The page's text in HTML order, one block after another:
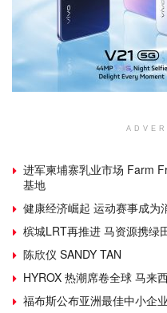
进军柬埔寨乳业市场 Farm
基地
健康经济崛起 运动赛事成为
槟城LRT再推进 马资源携绿
陈欣仪 SANDY TAN
HYROX 热潮席卷全球 马来
福布斯公布亚洲最佳中小企